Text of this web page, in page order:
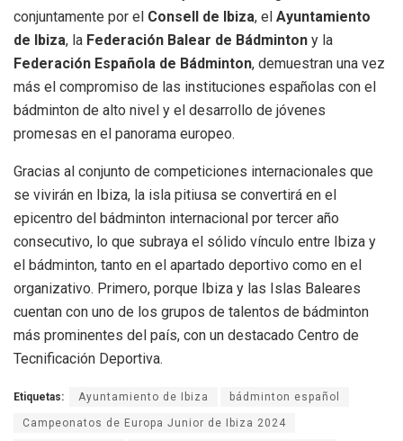
conjuntamente por el Consell de Ibiza, el Ayuntamiento
de Ibiza, la Federación Balear de Bádminton y la
Federación Española de Bádminton, demuestran una vez
más el compromiso de las instituciones españolas con el
bádminton de alto nivel y el desarrollo de jóvenes
promesas en el panorama europeo.
Gracias al conjunto de competiciones internacionales que
se vivirán en Ibiza, la isla pitiusa se convertirá en el
epicentro del bádminton internacional por tercer año
consecutivo, lo que subraya el sólido vínculo entre Ibiza y
el bádminton, tanto en el apartado deportivo como en el
organizativo. Primero, porque Ibiza y las Islas Baleares
cuentan con uno de los grupos de talentos de bádminton
más prominentes del país, con un destacado Centro de
Tecnificación Deportiva.
Etiquetas: Ayuntamiento de Ibiza bádminton español
Campeonatos de Europa Junior de Ibiza 2024